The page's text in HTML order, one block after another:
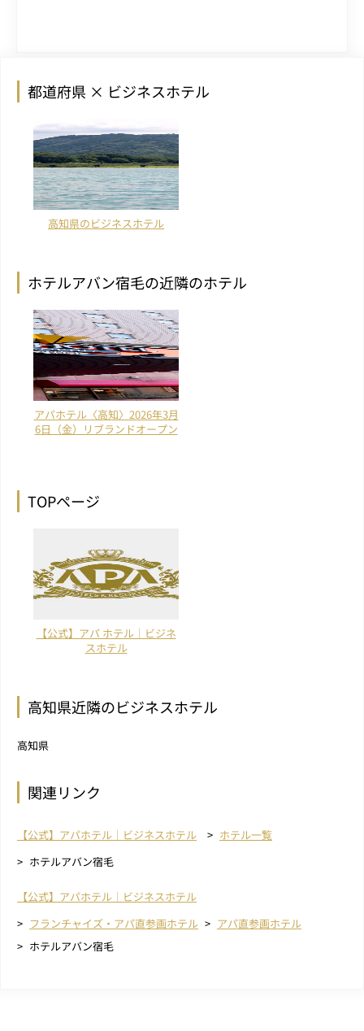
都道府県 × ビジネスホテル
高知県のビジネスホテル
ホテルアバン宿毛の近隣のホテル
アパホテル〈高知〉2026年3月
6日（金）リブランドオープン
TOPページ
【公式】アパ ホテル｜ビジネ
スホテル
高知県近隣のビジネスホテル
高知県
関連リンク
【公式】アパホテル｜ビジネスホテル
ホテル一覧
ホテルアバン宿毛
【公式】アパホテル｜ビジネスホテル
フランチャイズ・アパ直参画ホテル
アパ直参画ホテル
ホテルアバン宿毛